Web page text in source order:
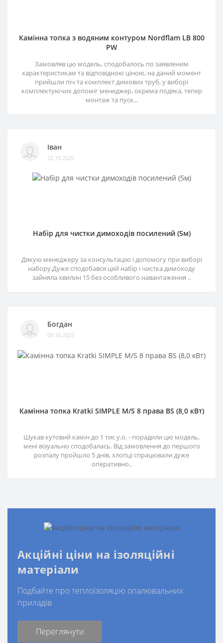
Камінна топка з водяним контуром Nordflam LB 800
PW
Замовляв цю модель, сподобалось по заявленим
характеристикам та відповідною ціною, на даний момент
прийшли піч та комплект димових труб, у виборі
комплектуючих допоміг менеджер, окрема подяка, тепер
монтаж та пуск...
Іван
22.10.2025
Набір для чистки димоходів посилений (5м)
Дякую менеджеру за консультацію і допомогу при виборі
набору.Дуже сподобався цей набір і чистка димоходу
зайняла хвилин 15 без особливого навантаження ..
Богдан
08.10.2025
Камінна топка Kratki SIMPLE M/S 8 права BS (8,0 кВт)
Шукав кутовий камін до 1 тис у.о. - порадили цю модель,
мені візуально сподобалась. Від замовлення до першого
розпалу пройшло 5 днів, хлопці спрацювали дуже
оперативно..
Акційні ціни на ізоляційні
матеріали
Подбайте про теплоізоляцію опалювальних
приладів
Переглянути